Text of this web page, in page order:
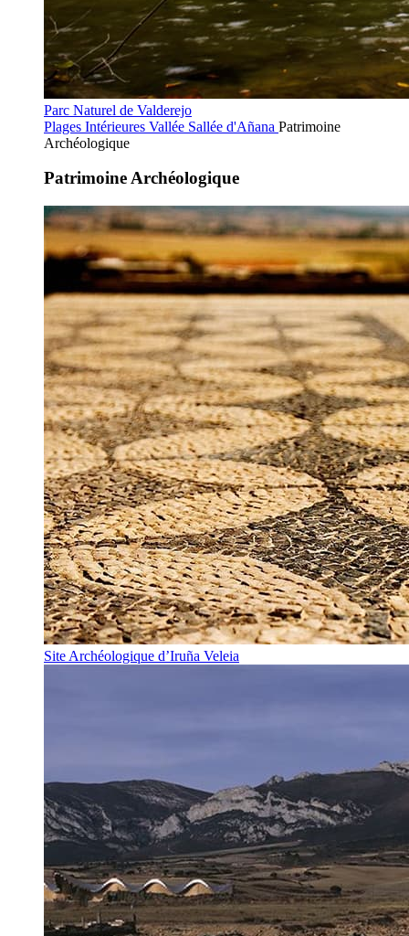
Parc Naturel de Valderejo
Plages Intérieures Vallée Sallée d'Añana Patrimoine
Archéologique
Patrimoine Archéologique
Site Archéologique d’Iruña Veleia